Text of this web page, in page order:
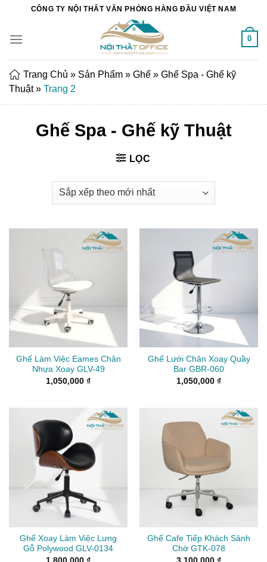
Chuyển
nội
CÔNG TY NỘI THẤT VĂN PHÒNG HÀNG ĐẦU VIỆT NAM
0
Trang Chủ » Sản Phẩm » Ghế » Ghế Spa - Ghế kỹ
Thuật» Trang 2
Ghế Spa - Ghế kỹ Thuật
LỌC
Ghế Làm Việc Eames Chân
Nhựa Xoay GLV-49
1,050,000 ₫
Ghế Lưới Chân Xoay Quầy
Bar GBR-060
1,050,000 ₫
Ghế Xoay Làm Việc Lưng
Gỗ Polywood GLV-0134
Ghế Cafe Tiếp Khách Sảnh
Chờ GTK-078